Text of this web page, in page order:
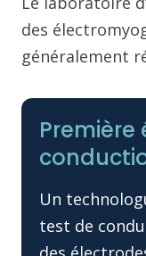
des
généralement
Première
Un
test de